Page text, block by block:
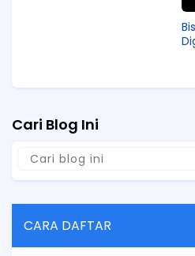
Cari Blog Ini
CARA DAFTAR